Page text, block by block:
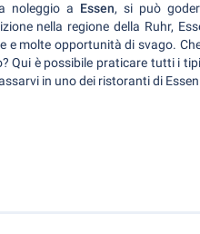
noleggio a Essen, si può
nella regione della Ruhr,
e molte opportunità di svago.
Qui è possibile praticare tutti i
in uno dei ristoranti di Essen.